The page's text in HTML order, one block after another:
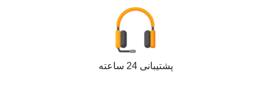
پشتیبانی 24 ساعته